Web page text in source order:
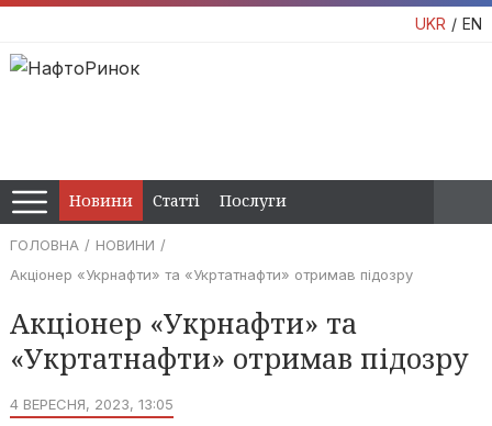
UKR EN
Новини Статті Послуги
ГОЛОВНА
НОВИНИ
Акціонер «Укрнафти» та «Укртатнафти» отримав підозру
Акціонер «Укрнафти» та
«Укртатнафти» отримав підозру
4 ВЕРЕСНЯ, 2023, 13:05